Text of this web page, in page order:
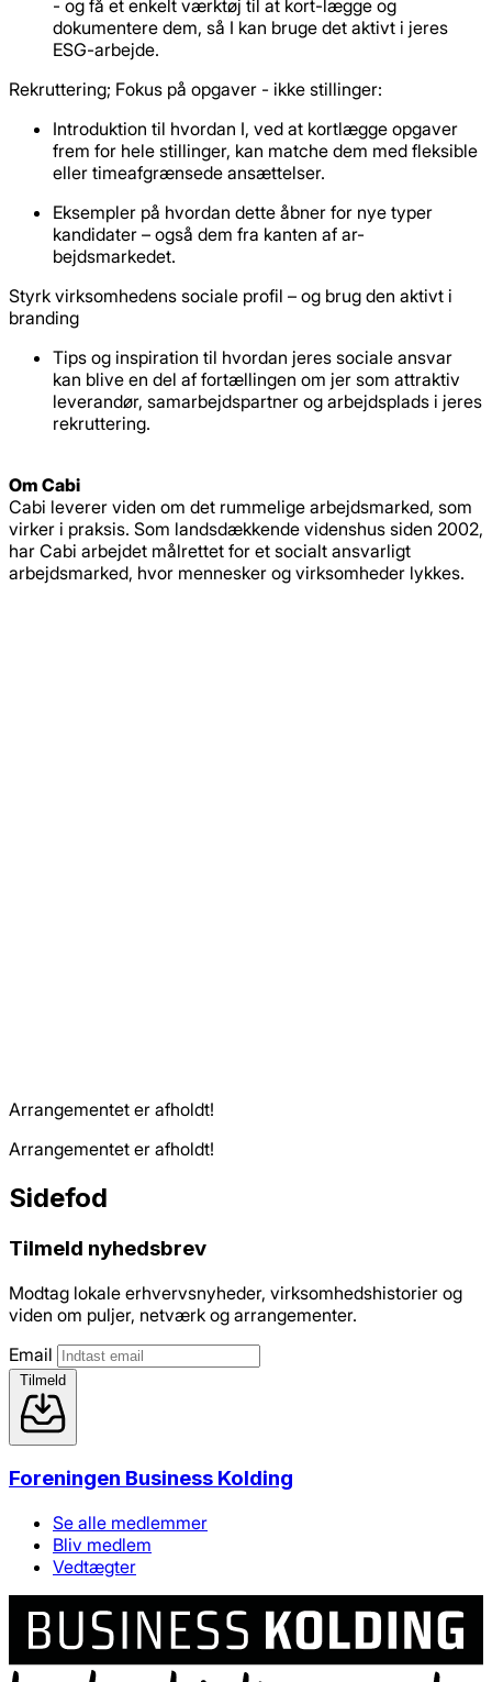
- og få et enkelt værktøj til at kort-lægge og
dokumentere dem, så I kan bruge det aktivt i jeres
ESG-arbejde.
Rekruttering; Fokus på opgaver - ikke stillinger:
Introduktion til hvordan I, ved at kortlægge opgaver
frem for hele stillinger, kan matche dem med fleksible
eller timeafgrænsede ansættelser.
Eksempler på hvordan dette åbner for nye typer
kandidater – også dem fra kanten af ar-
bejdsmarkedet.
Styrk virksomhedens sociale profil – og brug den aktivt i
branding
Tips og inspiration til hvordan jeres sociale ansvar
kan blive en del af fortællingen om jer som attraktiv
leverandør, samarbejdspartner og arbejdsplads i jeres
rekruttering.
Om Cabi
Cabi leverer viden om det rummelige arbejdsmarked, som
virker i praksis. Som landsdækkende videnshus siden 2002,
har Cabi arbejdet målrettet for et socialt ansvarligt
arbejdsmarked, hvor mennesker og virksomheder lykkes.
Arrangementet er afholdt!
Arrangementet er afholdt!
Sidefod
Tilmeld nyhedsbrev
Modtag lokale erhvervsnyheder, virksomhedshistorier og
viden om puljer, netværk og arrangementer.
Email
Tilmeld
Foreningen Business Kolding
Se alle medlemmer
Bliv medlem
Vedtægter